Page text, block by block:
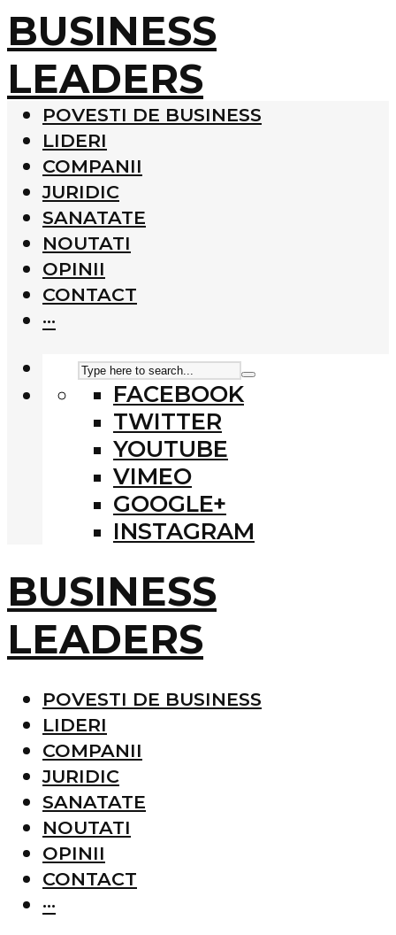
BUSINESS
LEADERS
POVESTI DE BUSINESS
LIDERI
COMPANII
JURIDIC
SANATATE
NOUTATI
OPINII
CONTACT
···
FACEBOOK
TWITTER
YOUTUBE
VIMEO
GOOGLE+
INSTAGRAM
BUSINESS
LEADERS
POVESTI DE BUSINESS
LIDERI
COMPANII
JURIDIC
SANATATE
NOUTATI
OPINII
CONTACT
···